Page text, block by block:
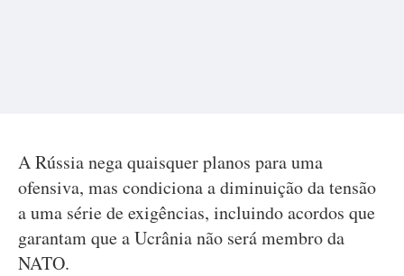
A Rússia nega quaisquer planos para uma
ofensiva, mas condiciona a diminuição da tensão
a uma série de exigências, incluindo acordos que
garantam que a Ucrânia não será membro da
NATO.